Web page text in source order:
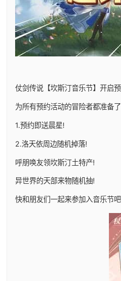
仗剑传说【坎斯汀音乐节】开启
为所有预约活动的冒险者都准备
1.预约即送晨星!
2.洛天依周边随机掉落!
呼朋唤友领坎斯汀土特产!
异世界的天部来物随机抽!
快和朋友们一起来参加入音乐节